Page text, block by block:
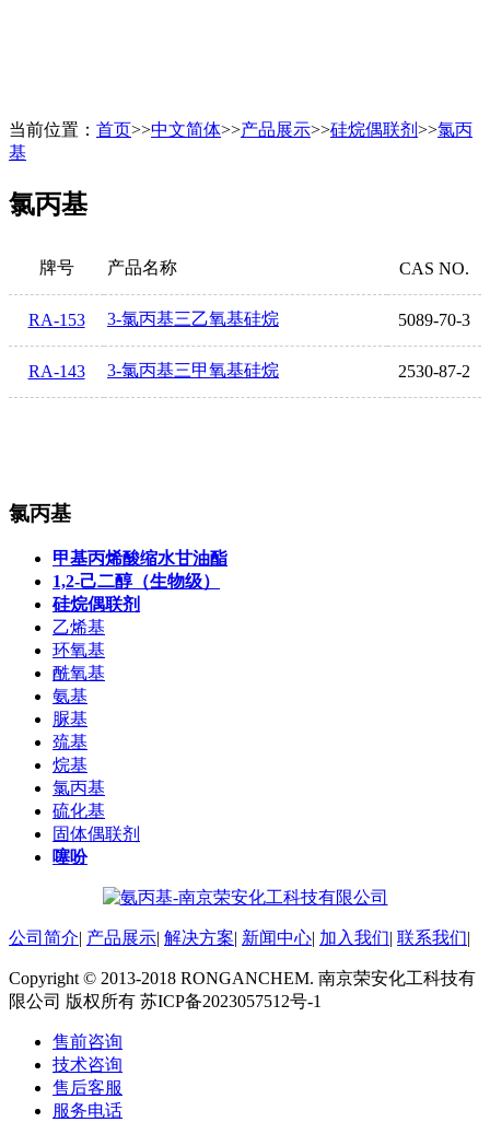
当前位置： 首页>>中文简体>>产品展示>>硅烷偶联剂 >>氯丙
基
氯丙基
牌号 产品名称 CAS NO.
RA-153 3-氯丙基三乙氧基硅烷 5089-70-3
RA-143 3-氯丙基三甲氧基硅烷 2530-87-2
氯丙基
甲基丙烯酸缩水甘油酯
1,2-己二醇（生物级）
硅烷偶联剂
乙烯基
环氧基
酰氧基
氨基
脲基
巯基
烷基
氯丙基
硫化基
固体偶联剂
噻吩
公司简介| 产品展示| 解决方案| 新闻中心| 加入我们| 联系我们|
Copyright © 2013-2018 RONGANCHEM. 南京荣安化工科技有
限公司 版权所有 苏ICP备2023057512号-1
售前咨询
技术咨询
售后客服
服务电话